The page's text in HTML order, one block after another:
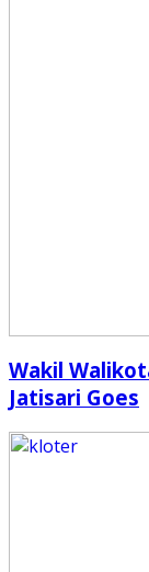
Wakil
Jatisari Goes